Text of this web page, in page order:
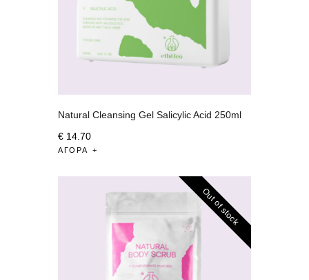
Natural Cleansing Gel Salicylic Acid 250ml
€ 14. 70
ΑΓΟΡΆ
Out of stock